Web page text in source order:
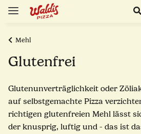
Mehl
Glutenfrei
Glutenunverträglichkeit oder
auf selbstgemachte Pizza
richtigen glutenfreien Mehl lässt
der knusprig, luftig und - das ist